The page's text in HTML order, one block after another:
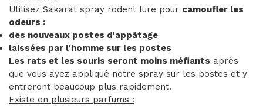
Utilisez Sakarat spray rodent lure pour camoufler les
odeurs :
des nouveaux postes d'appâtage
laissées par l'homme sur les postes
Les rats et les souris seront moins méfiants après
que vous ayez appliqué notre spray sur les postes et y
entreront beaucoup plus rapidement.
Existe en plusieurs parfums :